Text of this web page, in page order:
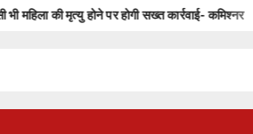
की मृत्यु होने पर होगी सख्त कार्रवाई- कमिश्नर